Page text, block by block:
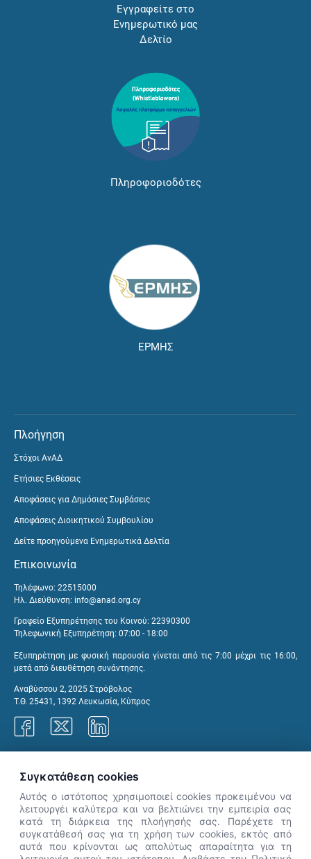
Εγγραφείτε στο
Ενημερωτικό μας
Δελτίο
Πληροφοριοδότες
ΕΡΜΗΣ
Πλοήγηση
Στόχοι ΑνΑΔ
Ετήσιες Εκθέσεις
Αποφάσεις για Δημόσιες Συμβάσεις
Αποφάσεις Διοικητικού Συμβουλίου
Δείτε προηγούμενα Ενημερωτικά Δελτία
Επικοινωνία
Τηλέφωνο: 22515000
Ηλ. Διεύθυνση: info@anad.org.cy
Γραφείο Εξυπηρέτησης του Κοινού: 22390300
Τηλεφωνική Εξυπηρέτηση: 07:00 - 18:00
Εξυπηρέτηση με φυσική παρουσία γίνεται από τις 7:00 μέχρι τις 16:00,
μετά από διευθέτηση συνάντησης.
Αναβύσσου 2, 2025 Στρόβολος
Τ.Θ. 25431, 1392 Λευκωσία, Κύπρος
👋 Καλώς ήρθες! Είμαι η Νόησις.
Συγκατάθεση cookies
Αυτός ο ιστότοπος χρησιμοποιεί cookies προκειμένου να
λειτουργέι καλύτερα και να βελτιώνει την εμπειρία σας
κατά τη διάρκεια της πλοήγησής σας. Παρέχετε τη
συγκατάθεσή σας για τη χρήση των cookies, εκτός από
αυτά που κρίνονται ως απολύτως απαραίτητα για τη